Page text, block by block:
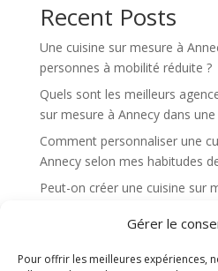
Gérer le
Pour offrir les meilleures expériences,
e
:
Recent Posts
Une cuisine sur mesure à
personnes à mobilité réduite ?
Quels sont les meilleurs
sur mesure à Annecy dans
Comment personnaliser une
Annecy selon mes habitudes
Peut-on créer une cuisine sur
Quels éléments rendent une
Annecy plus ergonomique au